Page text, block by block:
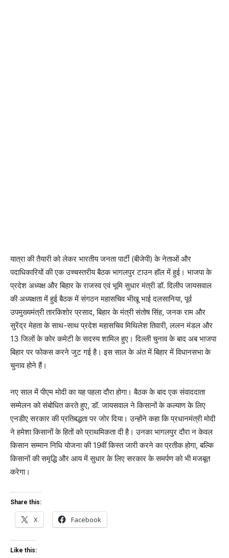
यात्रा की तैयारी को लेकर भारतीय जनता पार्टी (बीजेपी) के नेताओं और
पदाधिकारियों की एक उच्चस्तरीय बैठक भागलपुर टाउन हॉल में हुई। भाजपा के
प्रदेश अध्यक्ष और बिहार के राजस्व एवं भूमि सुधार मंत्री डॉ. दिलीप जायसवाल
की अध्यक्षता में हुई बैठक में संगठन महासचिव भीखू भाई दलसानिया, पूर्व
उपमुख्यमंत्री तारकिशोर प्रसाद, बिहार के मंत्री संतोष सिंह, जनक राम और
सुरेंद्र मेहता के साथ-साथ प्रदेश महासचिव मिथिलेश तिवारी, ललन मंडल और
13 जिलों के कोर कमेटी के सदस्य शामिल हुए। दिल्ली चुनाव के बाद अब भाजपा
बिहार पर फोकस करने जुट गई है। इस साल के अंत में बिहार में विधानसभा के
चुनाव होने हैं।
नए साल में पीएम मोदी का यह पहला दौरा होगा। बैठक के बाद एक संवाददाता
सम्मेलन को संबोधित करते हुए, डॉ. जायसवाल ने किसानों के कल्याण के लिए
एनडीए सरकार की प्रतिबद्धता पर जोर दिया। उन्होंने कहा कि प्रधानमंत्री मोदी
ने हमेशा किसानों के हितों को प्राथमिकता दी है। उनका भागलपुर दौरा न केवल
किसान सम्मान निधि योजना की 19वीं किस्त जारी करने का प्रतीक होगा, बल्कि
किसानों की समृद्धि और आय में सुधार के लिए सरकार के समर्पण को भी मजबूत
करेगा।
Share this:
X Facebook
Like this: